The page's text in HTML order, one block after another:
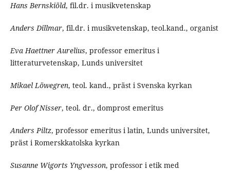
Hans Bernskiöld, fil.dr. i musikvetenskap
Anders Dillmar, fil.dr. i musikvetenskap, teol.kand., organist
Eva Haettner Aurelius, professor emeritus i
litteraturvetenskap, Lunds universitet
Mikael Löwegren, teol. kand., präst i Svenska kyrkan
Per Olof Nisser, teol. dr., domprost emeritus
Anders Piltz, professor emeritus i latin, Lunds universitet,
präst i Romerskkatolska kyrkan
Susanne Wigorts Yngvesson, professor i etik med